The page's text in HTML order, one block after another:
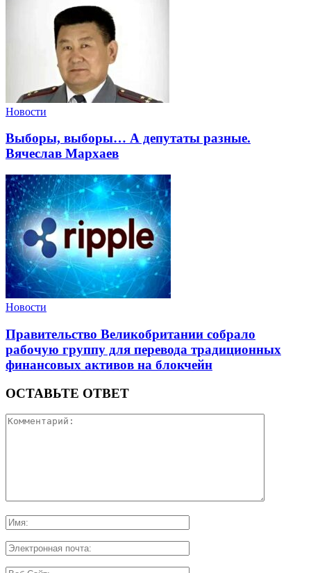
Новости
Выборы, выборы… А депутаты разные.
Вячеслав Мархаев
Новости
Правительство Великобритании собрало
рабочую группу для перевода традиционных
финансовых активов на блокчейн
ОСТАВЬТЕ ОТВЕТ